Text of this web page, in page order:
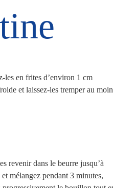
les en frites d’environ 1 cm
et laissez-les tremper au
revenir dans le beurre jusqu’à
mélangez pendant 3 minutes,